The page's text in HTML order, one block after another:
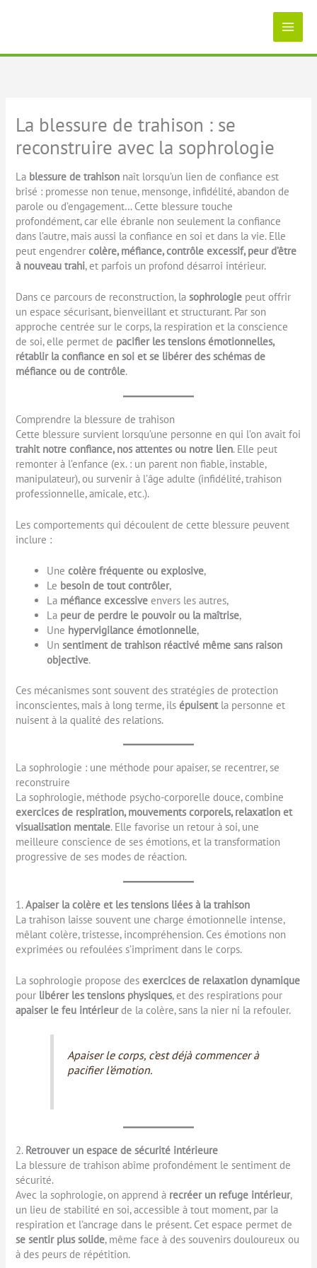
La blessure de trahison : se
reconstruire avec la sophrologie
La blessure de trahison naît lorsqu’un lien de confiance est
brisé : promesse non tenue, mensonge, infidélité, abandon de
parole ou d’engagement… Cette blessure touche
profondément, car elle ébranle non seulement la confiance
dans l’autre, mais aussi la confiance en soi et dans la vie. Elle
peut engendrercolère, méfiance, contrôle excessif, peur d’être
à nouveau trahi, et parfois un profond désarroi intérieur.
Dans ce parcours de reconstruction, lasophrologie peut offrir
un espace sécurisant, bienveillant et structurant. Par son
approche centrée sur le corps, la respiration et la conscience
de soi, elle permet de pacifier les tensions émotionnelles,
rétablir la confiance en soi et se libérer des schémas de
méfiance ou de contrôle.
Comprendre la blessure de trahison
Cette blessure survient lorsqu’une personne en qui l’on avait foi
trahit notre confiance, nos attentes ou notre lien. Elle peut
remonter à l’enfance (ex. : un parent non fiable, instable,
manipulateur), ou survenir à l’âge adulte (infidélité, trahison
professionnelle, amicale, etc.).
Les comportements qui découlent de cette blessure peuvent
inclure :
Unecolère fréquente ou explosive,
Le besoin de tout contrôler,
La méfiance excessive envers les autres,
La peur de perdre le pouvoir ou la maîtrise,
Une hypervigilance émotionnelle,
Unsentiment de trahison réactivé même sans raison
objective.
Ces mécanismes sont souvent des stratégies de protection
inconscientes, mais à long terme, ilsépuisentla personne et
nuisent à la qualité des relations.
La sophrologie : une méthode pour apaiser, se recentrer, se
reconstruire
La sophrologie, méthode psycho-corporelle douce, combine
exercices de respiration, mouvements corporels, relaxation et
visualisation mentale. Elle favorise un retour à soi, une
meilleure conscience de ses émotions, et la transformation
progressive de ses modes de réaction.
1.Apaiser la colère et les tensions liées à la trahison
La trahison laisse souvent une charge émotionnelle intense,
mêlant colère, tristesse, incompréhension. Ces émotions non
exprimées ou refoulées s’impriment dans le corps.
La sophrologie propose desexercices de relaxation dynamique
pour libérer les tensions physiques, et des respirations pour
apaiser le feu intérieurde la colère, sans la nier ni la refouler.
Apaiser le corps, c’est déjà commencer à
pacifier l’émotion.
2. Retrouver un espace de sécurité intérieure
La blessure de trahison abîme profondément le sentiment de
sécurité.
Avec la sophrologie, on apprend à recréer un refuge intérieur,
un lieu de stabilité en soi, accessible à tout moment, par la
respiration et l’ancrage dans le présent. Cet espace permet de
se sentir plus solide, même face à des souvenirs douloureux ou
à des peurs de répétition.